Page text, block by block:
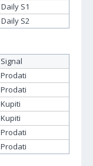
Daily S1
Daily S2
Signal
Prodati
Prodati
Kupiti
Kupiti
Prodati
Prodati